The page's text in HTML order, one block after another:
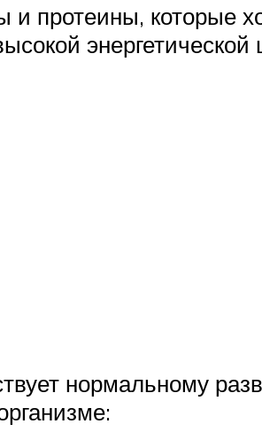
протеины, которые
нормальному